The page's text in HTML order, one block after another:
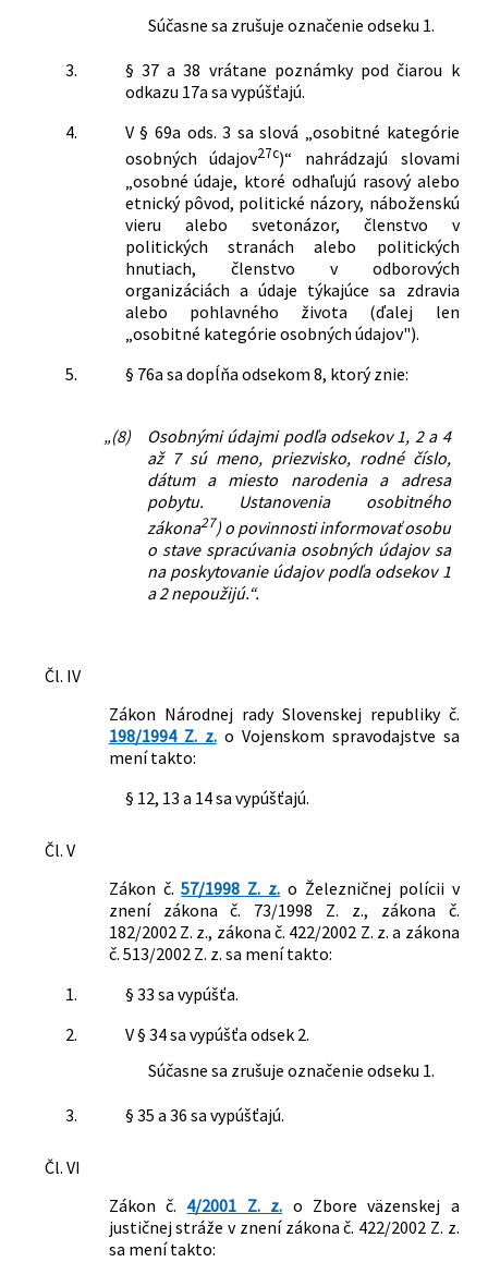
Súčasne sa zrušuje označenie odseku 1.
3.
§ 37 a 38 vrátane poznámky pod čiarou k
odkazu 17a sa vypúšťajú.
4.
V § 69a ods. 3 sa slová „osobitné kategórie
osobných údajov27c)“ nahrádzajú slovami
„osobné údaje, ktoré odhaľujú rasový alebo
etnický pôvod, politické názory, náboženskú
vieru alebo svetonázor, členstvo v
politických stranách alebo politických
hnutiach, členstvo v odborových
organizáciách a údaje týkajúce sa zdravia
alebo pohlavného života (ďalej len
„osobitné kategórie osobných údajov").
5.
§ 76a sa dopĺňa odsekom 8, ktorý znie:
„(8)
Osobnými údajmi podľa odsekov 1, 2 a 4
až 7 sú meno, priezvisko, rodné číslo,
dátum a miesto narodenia a adresa
pobytu. Ustanovenia osobitného
zákona27) o povinnosti informovať osobu
o stave spracúvania osobných údajov sa
na poskytovanie údajov podľa odsekov 1
a 2 nepoužijú.“.
Čl. IV
Zákon Národnej rady Slovenskej republiky č.
198/1994 Z. z.o Vojenskom spravodajstve sa
mení takto:
§ 12, 13 a 14 sa vypúšťajú.
Čl. V
Zákon č.57/1998 Z. z. o Železničnej polícii v
znení zákona č. 73/1998 Z. z., zákona č.
182/2002 Z. z., zákona č. 422/2002 Z. z. a zákona
č. 513/2002 Z. z. sa mení takto:
1.
§ 33 sa vypúšťa.
2.
V § 34 sa vypúšťa odsek 2.
Súčasne sa zrušuje označenie odseku 1.
3. § 35 a 36 sa vypúšťajú.
Čl. VI
Zákon č. 4/2001 Z. z. o Zbore väzenskej a
justičnej stráže v znení zákona č. 422/2002 Z. z.
sa mení takto: